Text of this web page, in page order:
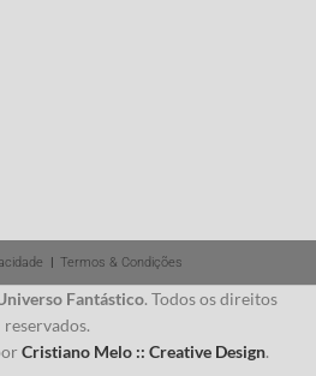
| Termos & Condições
Fantástico. Todos os direitos
reservados.
Cristiano Melo :: Creative Design.